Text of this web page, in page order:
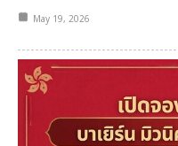
May 19, 2026